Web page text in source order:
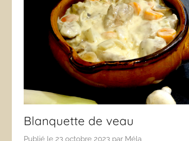
Blanquette de veau
Publié le 23 octobre 2023 par Méla